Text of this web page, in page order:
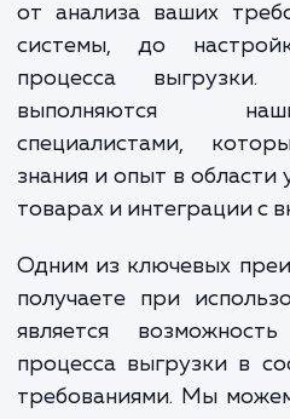
связанных с
В рамках нашей
товаров во
предоставляем
от анализа ваших
системы, до
процесса